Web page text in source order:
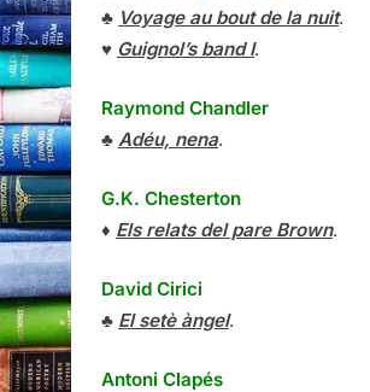
♣ Voyage au bout de la nuit.
♥ Guignol’s band I.
Raymond Chandler
♣ Adéu, nena.
G.K. Chesterton
♦ Els relats del pare Brown.
David Cirici
♣ El setè àngel.
Antoni Clapés